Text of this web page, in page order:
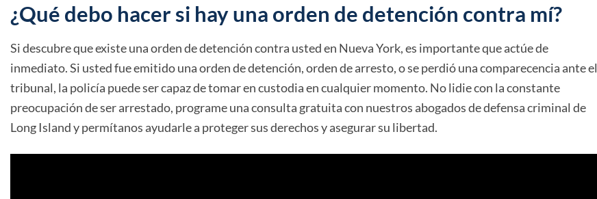
¿Qué debo hacer si hay una orden de detención contra mí?
Si descubre que existe una orden de detención contra usted en Nueva York, es importante que actúe de
inmediato. Si usted fue emitido una orden de detención, orden de arresto, o se perdió una comparecencia ante el
tribunal, la policía puede ser capaz de tomar en custodia en cualquier momento. No lidie con la constante
preocupación de ser arrestado, programe una consulta gratuita con nuestros abogados de defensa criminal de
Long Island y permítanos ayudarle a proteger sus derechos y asegurar su libertad.